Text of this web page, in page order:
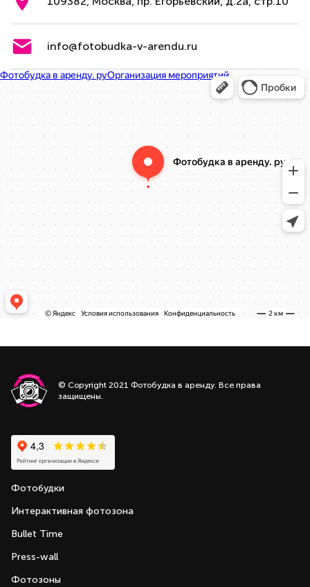
info@fotobudka-v-arendu.ru
© Copyright 2021 Фотобудка в аренду. Все права
защищены.
Фотобудки
Интерактивная фотозона
Bullet Time
Press-wall
Фотозоны